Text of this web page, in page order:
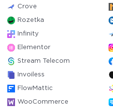
Crove
Rozetka
Infinity
Elementor
Stream Telecom
Invoiless
FlowMattic
WooCommerce